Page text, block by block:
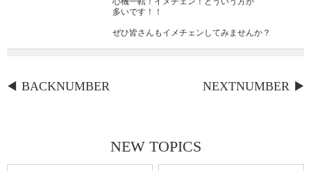
多いです！！
ぜひ皆さんもイメチェンしてみませんか？
NEXTNUMBER
BACKNUMBER
NEW TOPICS